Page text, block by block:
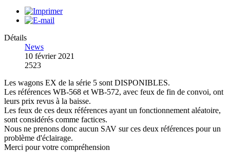
Détails
News
10 février 2021
2523
Les wagons EX de la série 5 sont DISPONIBLES.
Les références WB-568 et WB-572, avec feux de fin de convoi, ont
leurs prix revus à la baisse.
Les feux de ces deux références ayant un fonctionnement aléatoire,
sont considérés comme factices.
Nous ne prenons donc aucun SAV sur ces deux références pour un
problème d'éclairage.
Merci pour votre compréhension